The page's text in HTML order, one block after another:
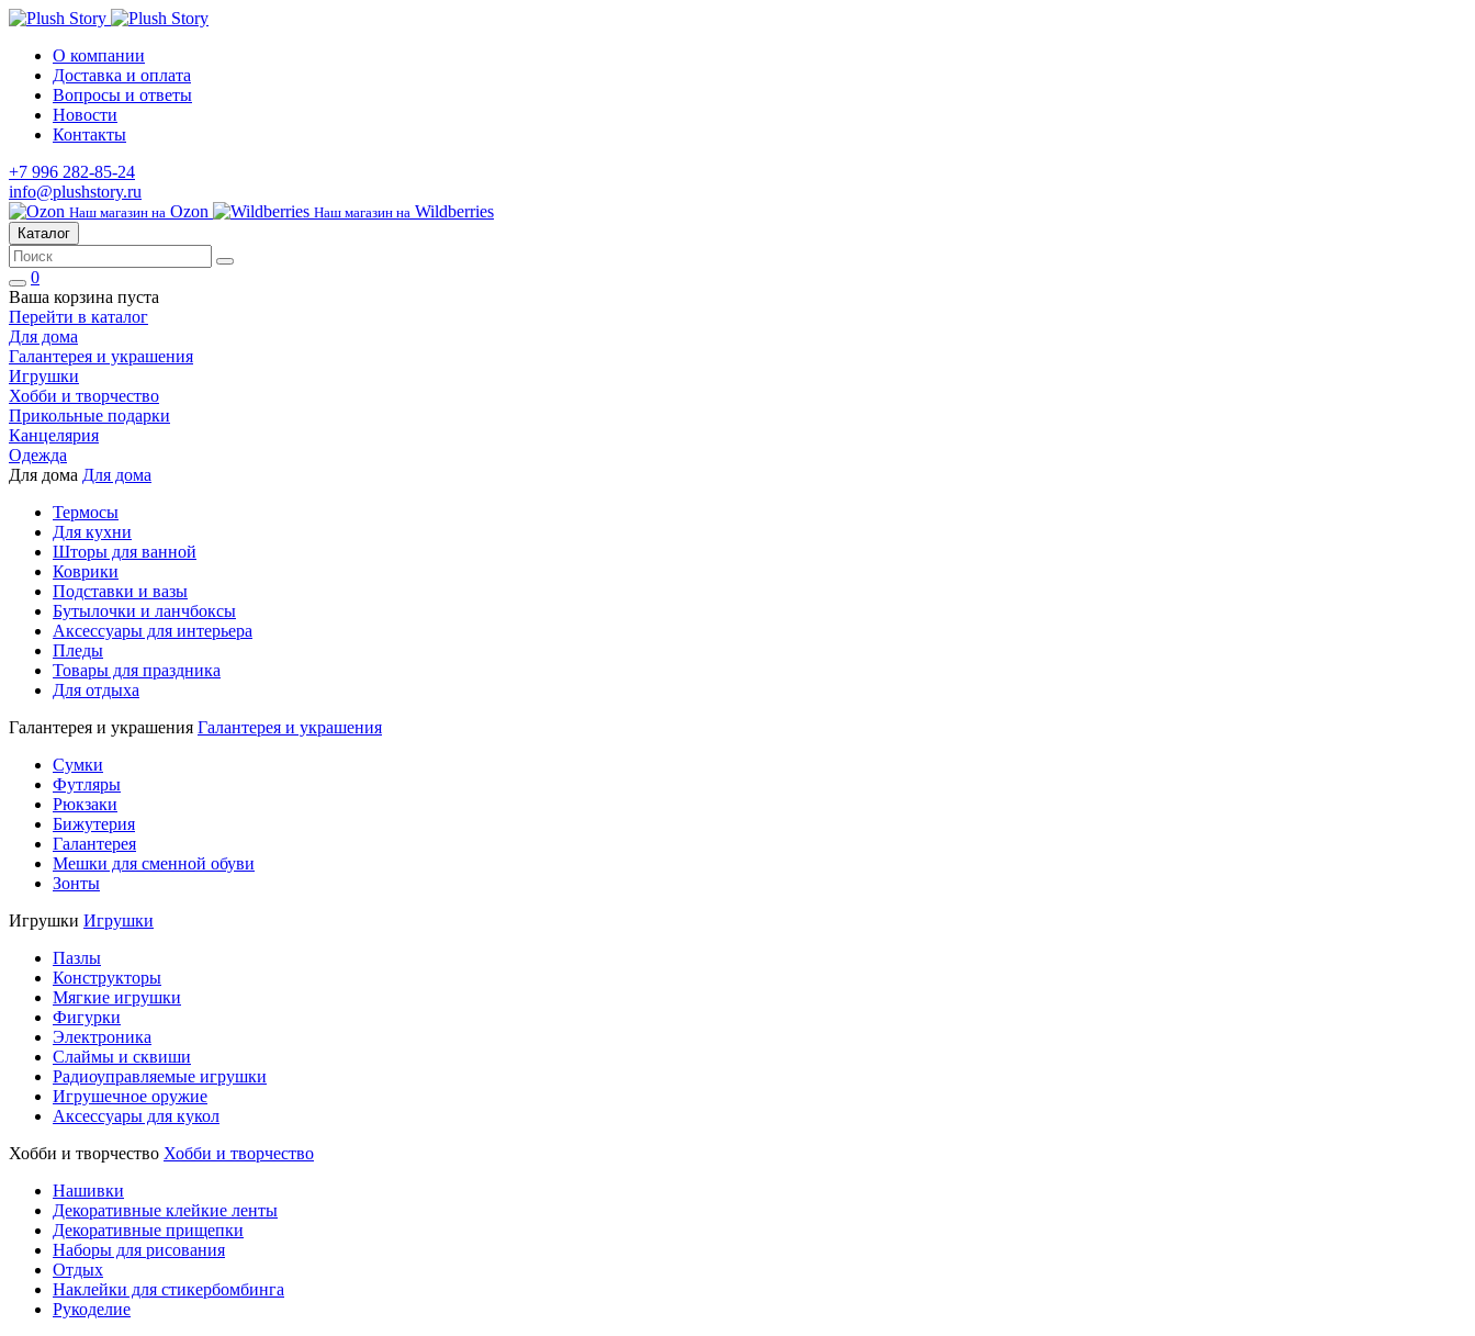
О компании
Доставка и оплата
Вопросы и ответы
Новости
Контакты
+7 996 282-85-24
info@plushstory.ru
Наш магазин на Ozon Наш магазин на Wildberries
Каталог
0
Ваша корзина пуста
Перейти в каталог
Для дома
Галантерея и украшения
Игрушки
Хобби и творчество
Прикольные подарки
Канцелярия
Одежда
Для дома Для дома
Термосы
Для кухни
Шторы для ванной
Коврики
Подставки и вазы
Бутылочки и ланчбоксы
Аксессуары для интерьера
Пледы
Товары для праздника
Для отдыха
Галантерея и украшения Галантерея и украшения
Сумки
Футляры
Рюкзаки
Бижутерия
Галантерея
Мешки для сменной обуви
Зонты
Игрушки Игрушки
Пазлы
Конструкторы
Мягкие игрушки
Фигурки
Электроника
Слаймы и сквиши
Радиоуправляемые игрушки
Игрушечное оружие
Аксессуары для кукол
Хобби и творчество Хобби и творчество
Нашивки
Декоративные клейкие ленты
Декоративные прищепки
Наборы для рисования
Отдых
Наклейки для стикербомбинга
Рукоделие